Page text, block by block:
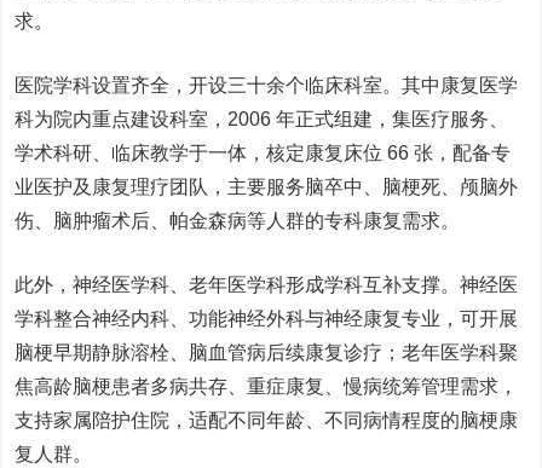
求。
医院学科设置齐全，开设三十余个临床科室。其中 康复医学
科为院内重点建设科室 ，2006 年正式组建，集医疗服务、
学术科研、临床教学于一体，核定康复床位 66 张，配备专
业医护及康复理疗团队，主要服务脑卒中、脑梗死、颅脑外
伤、脑肿瘤术后、帕金森病等人群的专科康复需求。
此外，神经医学科、老年医学科形成学科互补支撑。神经医
学科整合神经内科、功能神经外科与神经康复专业，可开展
脑梗早期静脉溶栓、脑血管病后续康复诊疗；老年医学科聚
焦高龄脑梗患者多病共存、重症康复、慢病统筹管理需求，
支持家属陪护住院，适配不同年龄、不同病情程度的脑梗康
复人群。